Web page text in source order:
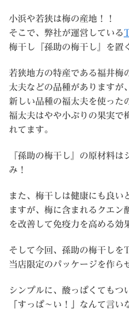
小浜や若狭は梅の産地！！
そこで、弊社が運営している
梅干し『孫助の梅干し』を置
若狭地方の特産である福井梅
太夫などの品種がありますが、
新しい品種の福太夫を使った
福太夫はやや小ぶりの果実で
れてます。
『孫助の梅干し』の原材料
み！
また、梅干しは健康にも良い
ますが、梅に含まれるクエン
を改善して免疫力を高める効
そして今回、孫助の梅干し
当店限定のパッケージを作ら
シンプルに、酸っぱくてもつ
「すっぱ～い！」なんて言